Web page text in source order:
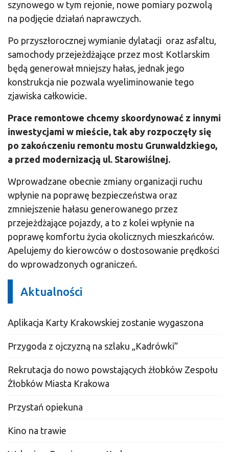
szynowego w tym rejonie, nowe pomiary pozwolą
na podjęcie działań naprawczych.
Po przyszłorocznej wymianie dylatacji oraz asfaltu,
samochody przejeżdżające przez most Kotlarskim
będą generował mniejszy hałas, jednak jego
konstrukcja nie pozwala wyeliminowanie tego
zjawiska całkowicie.
Prace remontowe chcemy skoordynować z innymi
inwestycjami w mieście, tak aby rozpoczęły się
po zakończeniu remontu mostu Grunwaldzkiego,
a przed modernizacją ul. Starowiślnej.
Wprowadzane obecnie zmiany organizacji ruchu
wpłynie na poprawę bezpieczeństwa oraz
zmniejszenie hałasu generowanego przez
przejeżdżające pojazdy, a to z kolei wpłynie na
poprawę komfortu życia okolicznych mieszkańców.
Apelujemy do kierowców o dostosowanie prędkości
do wprowadzonych ograniczeń.
Aktualności
Aplikacja Karty Krakowskiej zostanie wygaszona
Przygoda z ojczyzną na szlaku „Kadrówki”
Rekrutacja do nowo powstających żłobków Zespołu
Żłobków Miasta Krakowa
Przystań opiekuna
Kino na trawie